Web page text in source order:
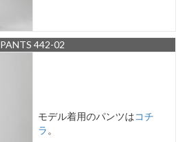
PANTS 442-02
モデル着用のパンツはコチ
ラ 。